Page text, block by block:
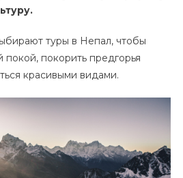
2021
туры в Непал, чтобы
покорить предгорья
красивыми видами.